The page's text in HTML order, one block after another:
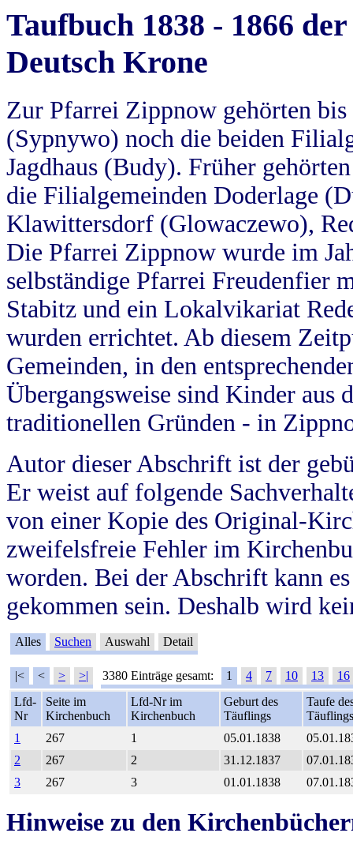
Taufbuch 1838 - 1866
Deutsch Krone
Zur Pfarrei Zippnow gehörten
(Sypnywo) noch die beiden
Jagdhaus (Budy). Früher
die Filialgemeinden Doderlage
Klawittersdorf (Glowaczewo),
Die Pfarrei Zippnow wurde im
selbständige Pfarrei Freudenfier
Stabitz und ein Lokalvikariat
wurden errichtet. Ab diesem
Gemeinden, in den
Übergangsweise sind Kinder aus
traditionellen Gründen - in
Autor dieser Abschrift ist der
Er weist auf folgende
von einer Kopie des Original-
zweifelsfreie Fehler im
worden. Bei der Abschrift kann
gekommen sein. Deshalb wird
Alles Suchen Auswahl Detail
|< < > >| 3380 Einträge gesamt: 1 4 7 10 13
16
Lfd-
Nr
Seite im
Kirchenbuch
Lfd-Nr im
Kirchenbuch
Geburt des
Täuflings
Taufe
Täuflings
1
267 1 05.01.1838
2
267 2 31.12.1837
3
267 3 01.01.1838
Hinweise zu den